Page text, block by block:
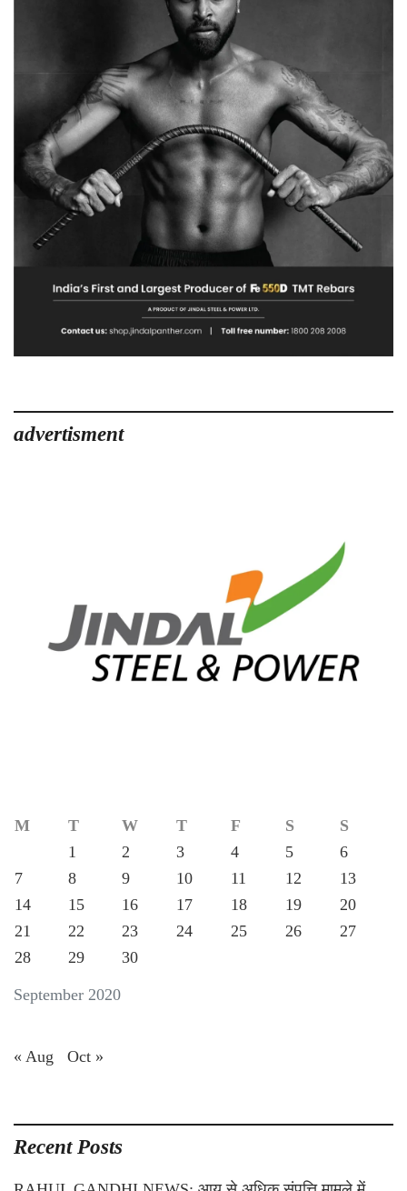
advertisment
September 2020
M T W T F S
S
1
2 3 4 5
6
7
8 9 10 11 12
13
14
15 16 17 18 19
20
21
22 23 24 25 26
27
28
29 30
« Aug Oct »
Recent Posts